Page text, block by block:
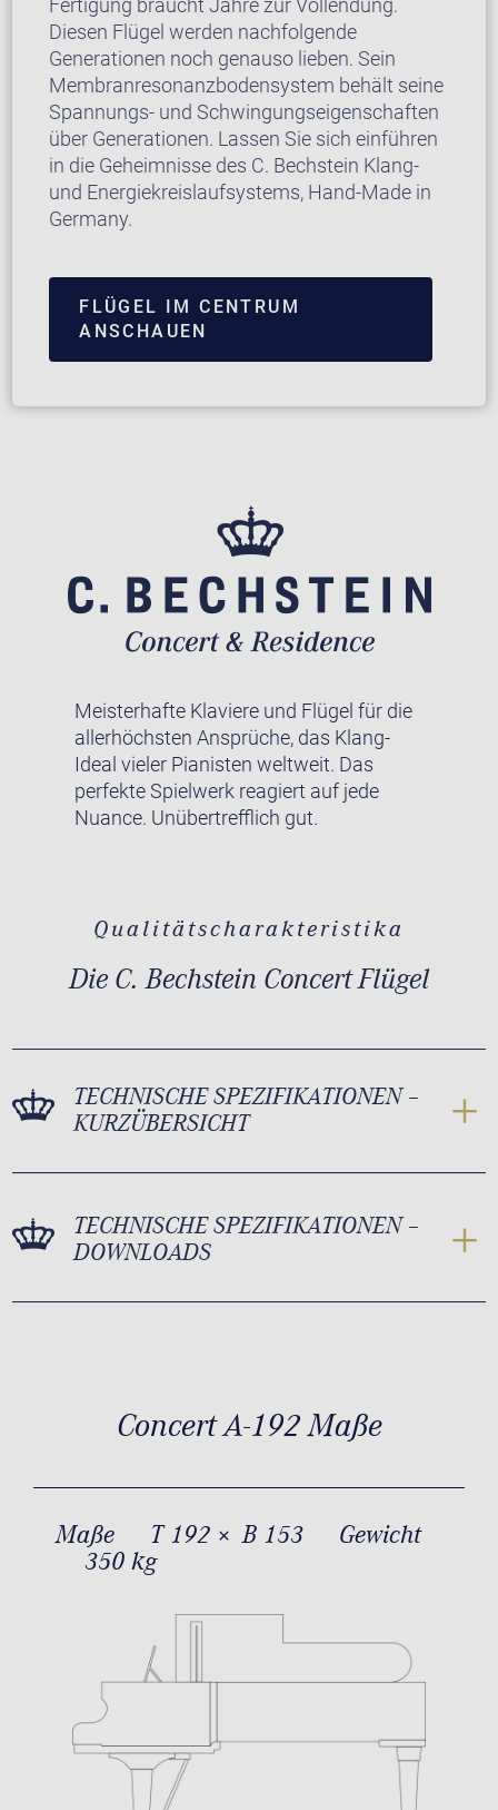
Diesen Flügel werden nachfolgende
Generationen noch genauso lieben. Sein
Membranresonanzbodensystem behält seine
Spannungs- und Schwingungseigenschaften
über Generationen. Lassen Sie sich einführen
in die Geheimnisse des C. Bechstein Klang-
und Energiekreislaufsystems, Hand-Made in
Germany.
FLÜGEL IM CENTRUM
ANSCHAUEN
Meisterhafte Klaviere und Flügel für die
allerhöchsten Ansprüche, das Klang-
Ideal vieler Pianisten weltweit. Das
perfekte Spielwerk reagiert auf jede
Nuance. Unübertrefflich gut.
Qualitätscharakteristika
Die C. Bechstein Concert Flügel
TECHNISCHE SPEZIFIKATIONEN –
KURZÜBERSICHT
TECHNISCHE SPEZIFIKATIONEN –
DOWNLOADS
Concert A-192 Maße
Maße T 192 × B 153
Gewicht
350 kg